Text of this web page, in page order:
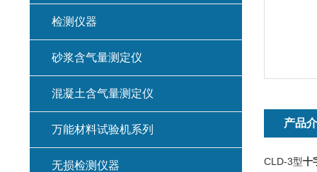
产品
CLD-3型十
检测仪器
砂浆含气量测定仪
混凝土含气量测定仪
万能材料试验机系列
无损检测仪器